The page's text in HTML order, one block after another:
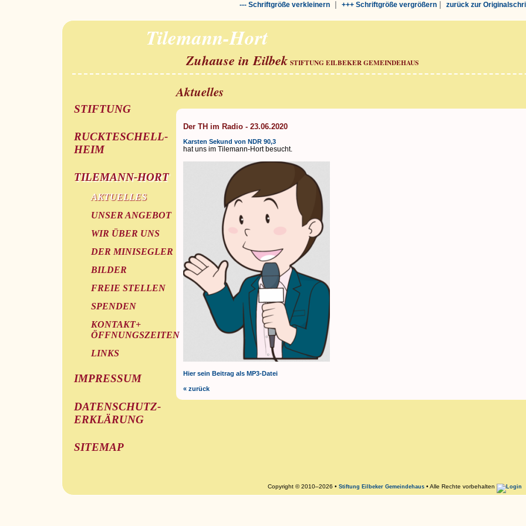
--- Schriftgröße verkleinern| +++ Schriftgröße vergrößern| zurück zur
Tilemann-Hort
Zuhause in Eilbek STIFTUNG EILBEKER GEMEINDEHAUS
STIFTUNG
RUCKTESCHELL-
HEIM
TILEMANN-HORT
AKTUELLES
UNSER ANGEBOT
WIR ÜBER UNS
DER MINISEGLER
BILDER
FREIE STELLEN
SPENDEN
KONTAKT+
ÖFFNUNGSZEITEN
LINKS
IMPRESSUM
DATENSCHUTZ-
ERKLÄRUNG
SITEMAP
Aktuelles
Der TH im Radio - 23.06.2020
Karsten Sekund von NDR 90,3
hat uns im Tilemann-Hort besucht.
Hier sein Beitrag als MP3-Datei
« zurück
Copyright © 2010–2026 • Stiftung Eilbeker Gemeindehaus• Alle Rechte vorbehalten